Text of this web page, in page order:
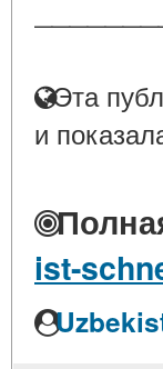
Эта
и
ist-